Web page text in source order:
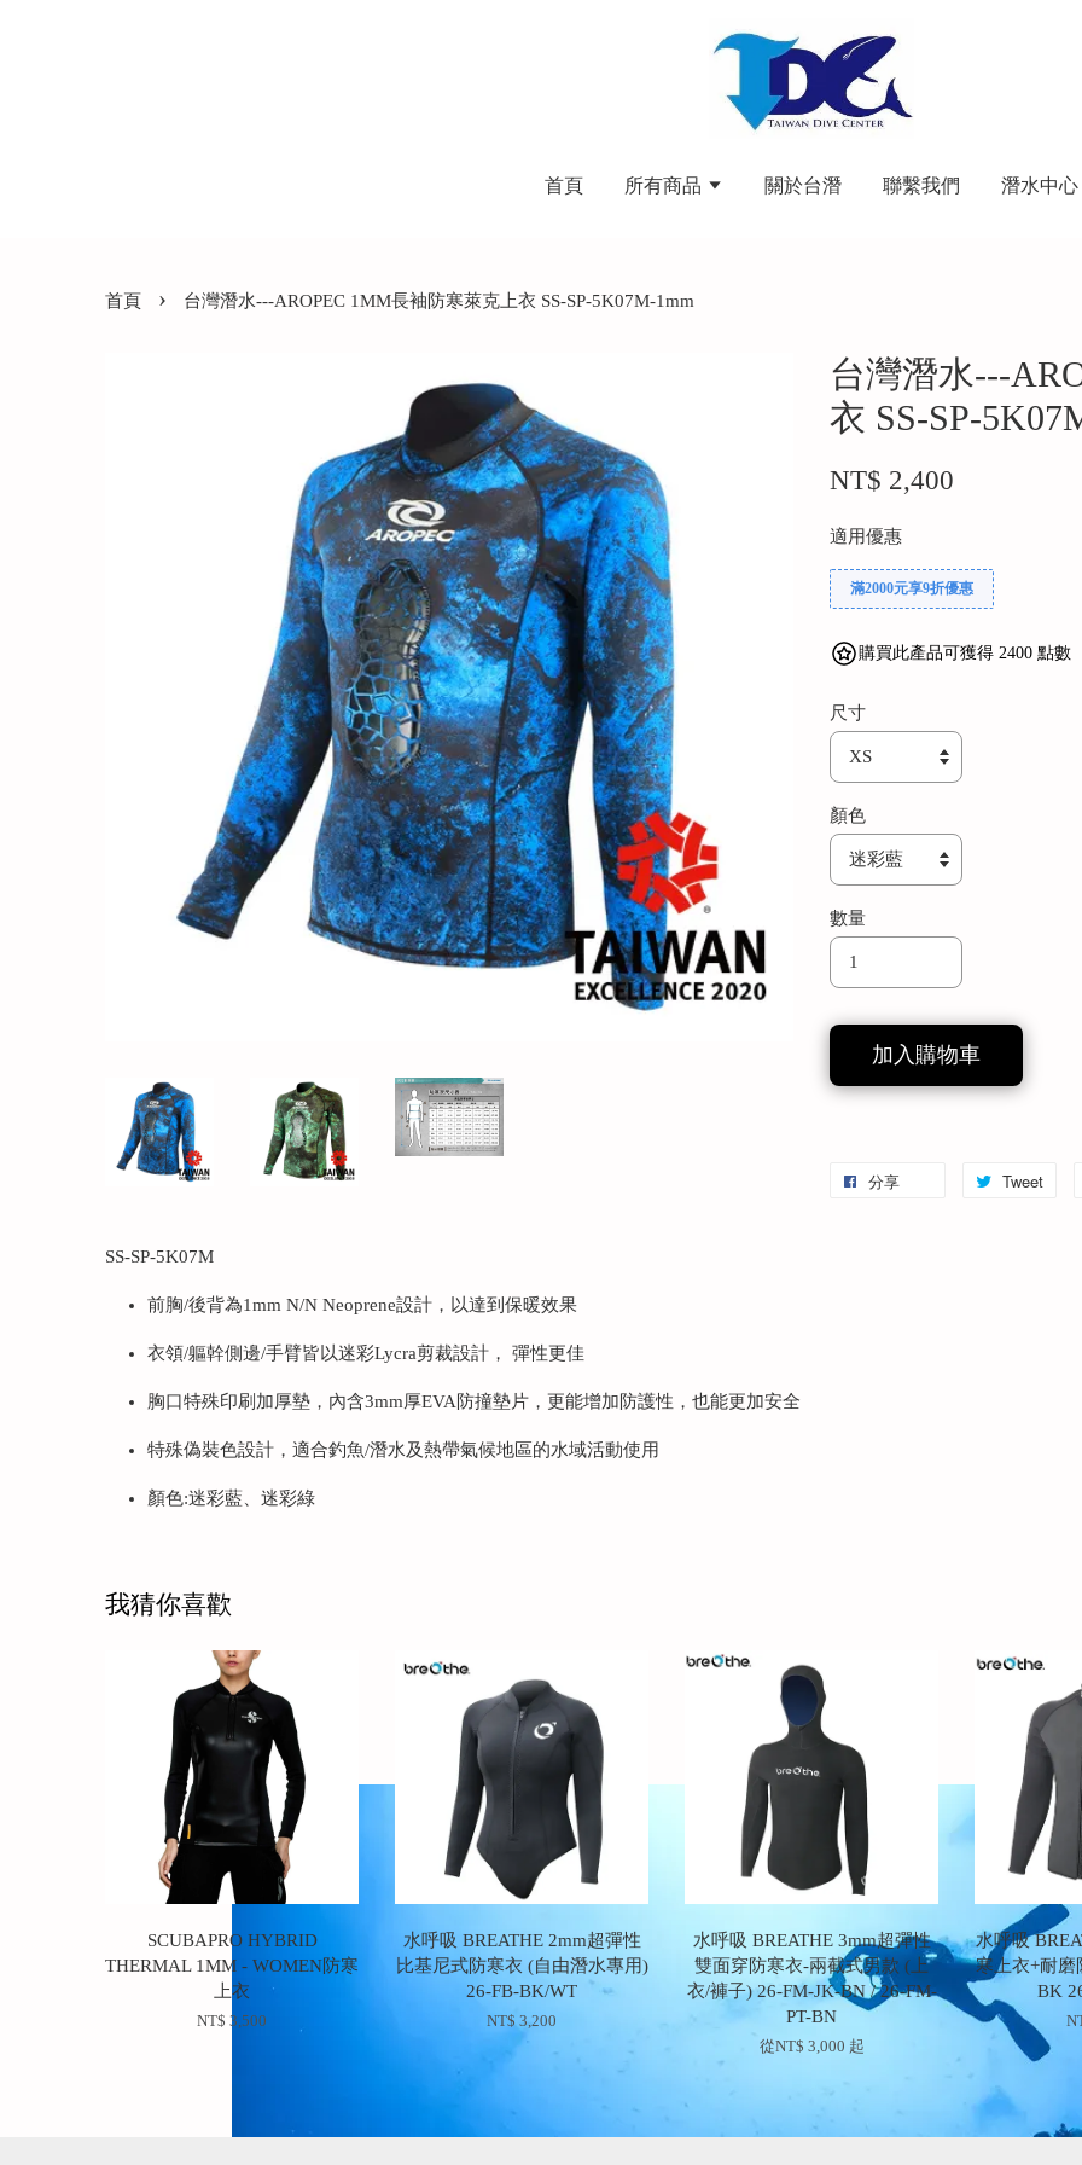
首頁 所有商品 關於台潛 聯繫我們 潛水中心
首頁 › 台灣潛水---AROPEC 1MM長袖防寒萊克上衣 SS-SP-5K07M-1mm
台灣潛水---
衣 SS-SP-
NT$ 2,400
適用優惠
滿2000元享9折優惠
購買此產品可獲得 2400 點數
尺寸
顏色
數量
加入購物車
分享 Tweet
SS-SP-5K07M
前胸/後背為1mm N/N Neoprene設計，以達到保暖效果
衣領/軀幹側邊/手臂皆以迷彩Lycra剪裁設計， 彈性更佳
胸口特殊印刷加厚墊，內含3mm厚EVA防撞墊片，更能增加防護性，也能更加安全
特殊偽裝色設計，適合釣魚/潛水及熱帶氣候地區的水域活動使用
顏色:迷彩藍、迷彩綠
我猜你喜歡
SCUBAPRO HYBRID
THERMAL 1MM - WOMEN防寒
上衣
NT$ 3,500
水呼吸 BREATHE 2mm超彈性
比基尼式防寒衣 (自由潛水專用)
26-FB-BK/WT
NT$ 3,200
水呼吸 BREATHE 3mm超彈性
雙面穿防寒衣-兩截式男款 (上
衣/褲子) 26-FM-JK-BN / 26-FM-
PT-BN
從NT$ 3,000 起
水呼吸
寒上衣+耐磨
BK